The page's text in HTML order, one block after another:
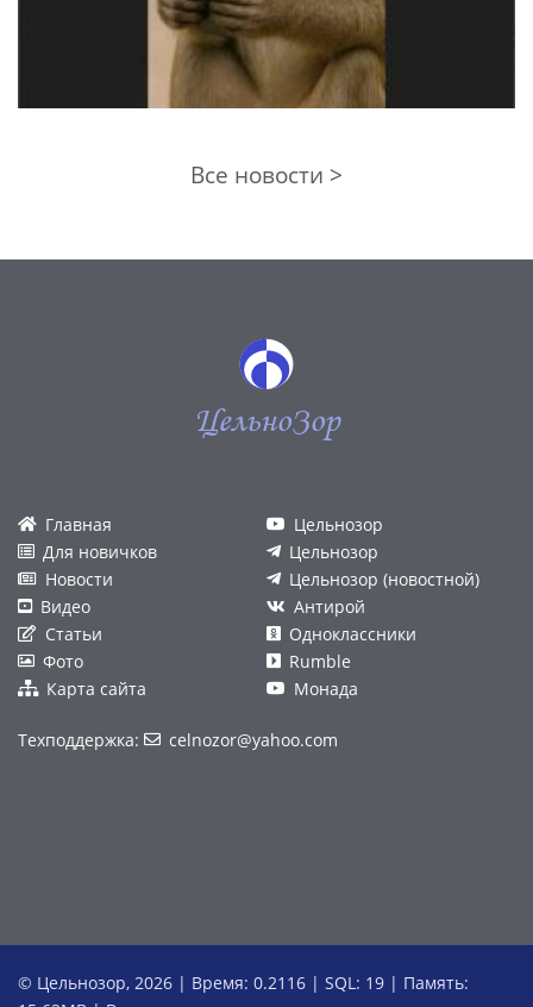
Все новости >
ЦельноЗор
Главная
Для новичков
Новости
Видео
Статьи
Фото
Карта сайта
Цельнозор
Цельнозор
Цельнозор (новостной)
Антирой
Одноклассники
Rumble
Монада
Техподдержка: celnozor@yahoo.com
© Цельнозор, 2026 | Время: 0.2116 | SQL: 19 | Память: